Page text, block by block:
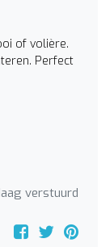
of volière.
Perfect
verstuurd